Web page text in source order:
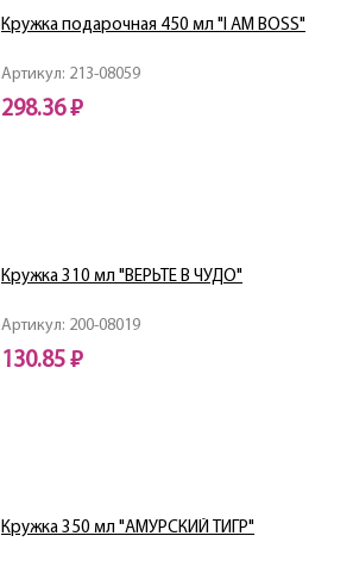
Артикул: 213-08059
Кружка подарочная 450 мл "I AM BOSS"
298.36 ₽
Артикул: 200-08019
Кружка 310 мл "ВЕРЬТЕ В ЧУДО"
130.85 ₽
Кружка 350 мл "АМУРСКИЙ ТИГР"